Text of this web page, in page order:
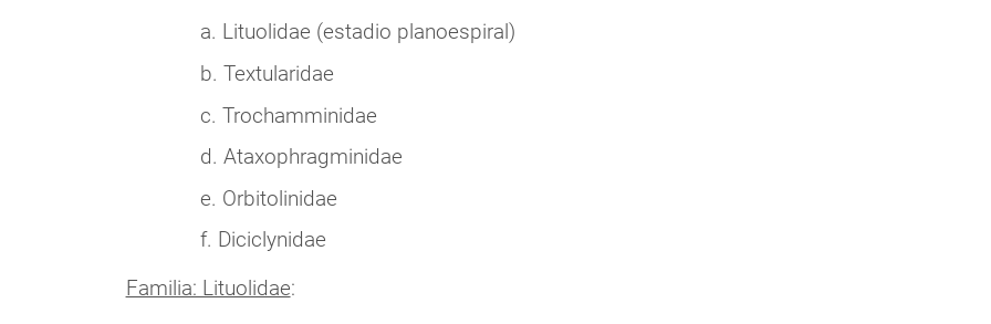
a. Lituolidae (estadio planoespiral)
b. Textularidae
c. Trochamminidae
d. Ataxophragminidae
e. Orbitolinidae
f. Diciclynidae
Familia: Lituolidae: